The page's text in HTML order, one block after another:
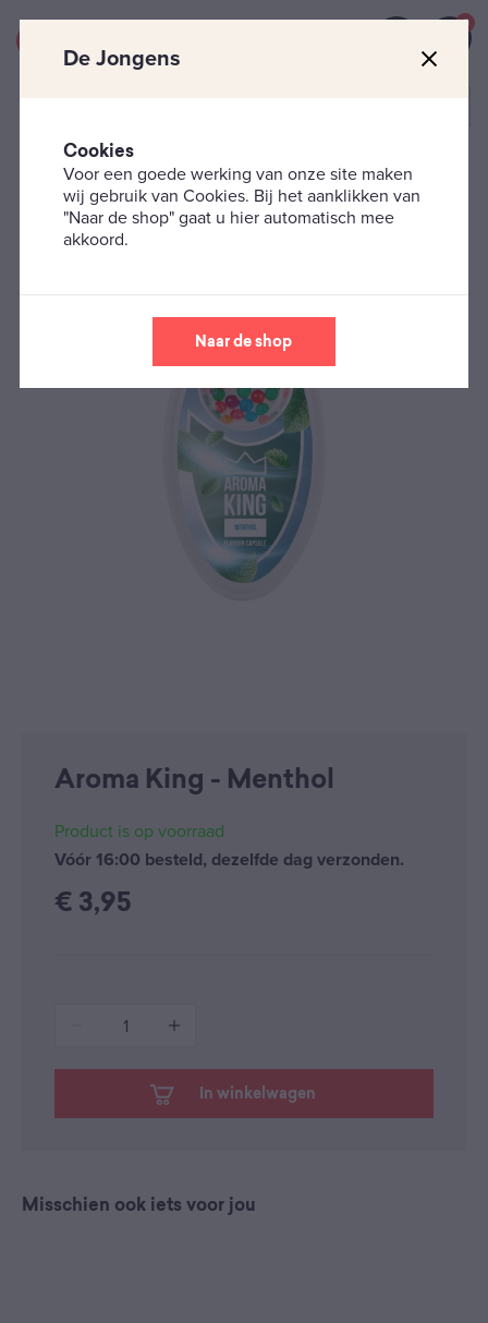
0
Smaaktoevoegingen Click-balletjes
Aroma King –
Menthol
Aroma King - Menthol
Product is op voorraad
Vóór 16:00 besteld, dezelfde dag verzonden.
€ 3,95
1
In winkelwagen
Misschien ook iets voor jou
De Jongens
Cookies
Voor een goede werking van onze site maken
wij gebruik van Cookies. Bij het aanklikken van
"Naar de shop" gaat u hier automatisch mee
akkoord.
Naar de shop